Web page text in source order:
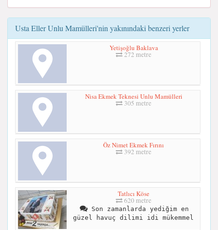
Usta Eller Unlu Mamülleri'nin yakınındaki benzeri yerler
Yetişoğlu Baklava
272 metre
Nisa Ekmek Teknesi Unlu Mamülleri
305 metre
Öz Nimet Ekmek Fırını
392 metre
Tatlıcı Köse
620 metre
Son zamanlarda yediğim en
güzel havuç dilimi idi mükemmel